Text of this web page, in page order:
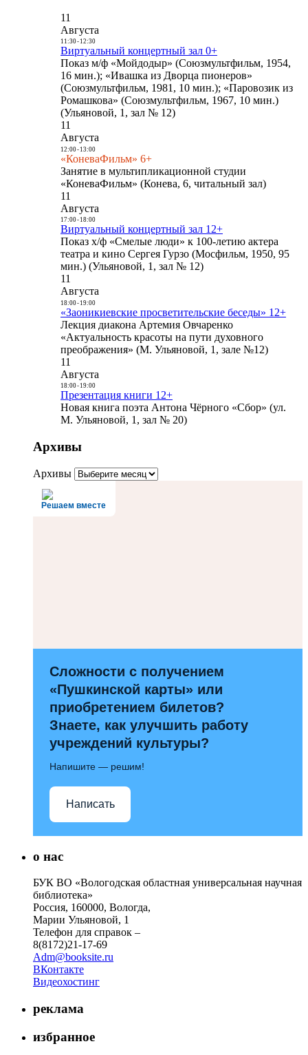
11
Августа
11:30- 12:30
Виртуальный концертный зал 0+
Показ м/ф «Мойдодыр» (Союзмультфильм, 1954,
16 мин.); «Ивашка из Дворца пионеров»
(Союзмультфильм, 1981, 10 мин.); «Паровозик из
Ромашкова» (Союзмультфильм, 1967, 10 мин.)
(Ульяновой, 1, зал № 12)
11
Августа
12:00- 13:00
«КоневаФильм» 6+
Занятие в мультипликационной студии
«КоневаФильм» (Конева, 6, читальный зал)
11
Августа
17:00- 18:00
Виртуальный концертный зал 12+
Показ х/ф «Смелые люди» к 100-летию актера
театра и кино Сергея Гурзо (Мосфильм, 1950, 95
мин.) (Ульяновой, 1, зал № 12)
11
Августа
18:00- 19:00
«Заоникиевские просветительские беседы» 12+
Лекция диакона Артемия Овчаренко
«Актуальность красоты на пути духовного
преображения» (М. Ульяновой, 1, зале №12)
11
Августа
18:00- 19:00
Презентация книги 12+
Новая книга поэта Антона Чёрного «Сбор» (ул.
М. Ульяновой, 1, зал № 20)
Архивы
Архивы
Решаем вместе
Сложности с получением
«Пушкинской карты» или
приобретением билетов?
Знаете, как улучшить работу
учреждений культуры?
Напишите — решим!
Написать
о нас
БУК ВО «Вологодская областная универсальная научная
библиотека»
Россия, 160000, Вологда,
Марии Ульяновой, 1
Телефон для справок –
8(8172)21-17-69
Adm@booksite.ru
ВКонтакте
Видеохостинг
реклама
избранное